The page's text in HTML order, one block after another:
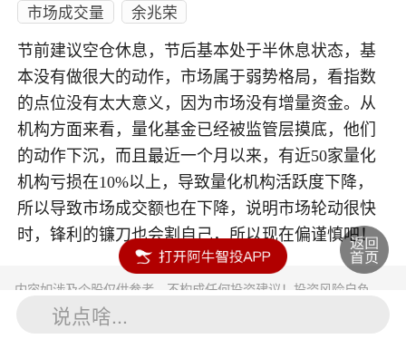
市场成交量
余兆荣
节前建议空仓休息，节后基本处于半休息状态，基
本没有做很大的动作，市场属于弱势格局，看指数
的点位没有太大意义，因为市场没有增量资金。从
机构方面来看，量化基金已经被监管层摸底，他们
的动作下沉，而且最近一个月以来，有近50家量化
机构亏损在10%以上，导致量化机构活跃度下降，
所以导致市场成交额也在下降，说明市场轮动很快
时，锋利的镰刀也会割自己，所以现在偏谨慎吧！
内容如涉及个股仅供参考，不构成任何投资建议！投资风险自负。
投资有风险，入市须谨慎。
说点啥...